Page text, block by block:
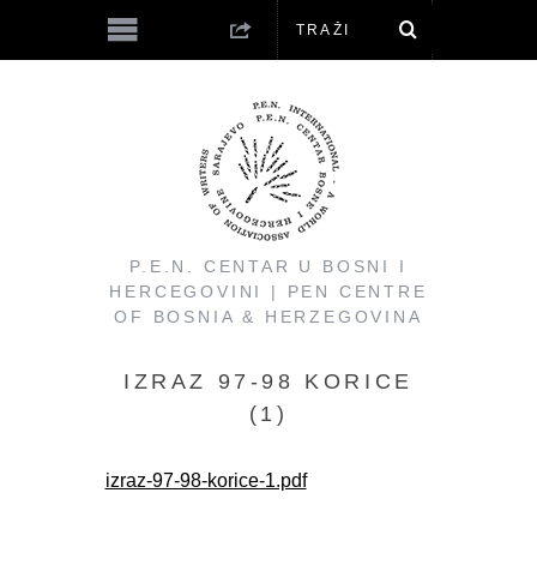
P.E.N. CENTAR U BOSNI I
HERCEGOVINI | PEN CENTRE
OF BOSNIA & HERZEGOVINA
IZRAZ 97-98 KORICE
(1)
izraz-97-98-korice-1.pdf